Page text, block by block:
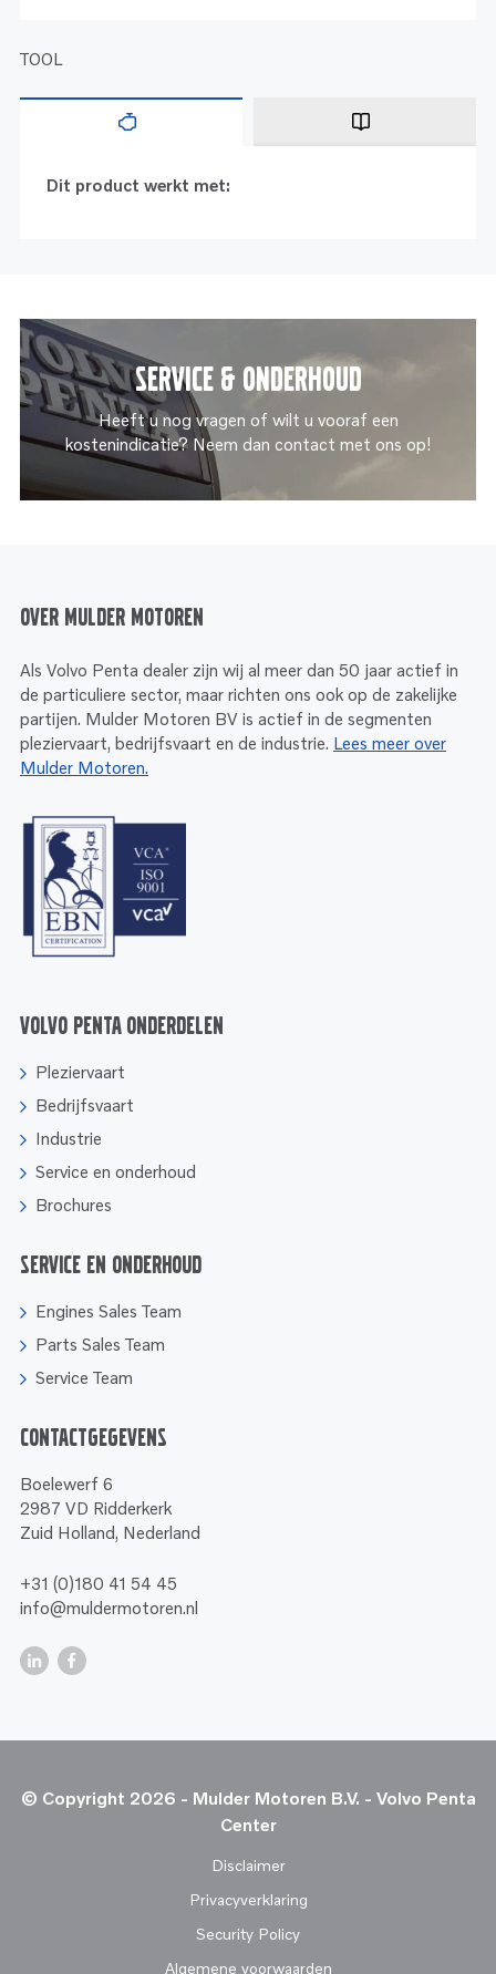
TOOL
Dit product werkt met:
Service & onderhoud
Heeft u nog vragen of wilt u vooraf een
kostenindicatie? Neem dan contact met ons op!
Over Mulder Motoren
Als Volvo Penta dealer zijn wij al meer dan 50 jaar actief in
de particuliere sector, maar richten ons ook op de zakelijke
partijen. Mulder Motoren BV is actief in de segmenten
pleziervaart, bedrijfsvaart en de industrie. Lees meer over
Mulder Motoren.
Volvo Penta onderdelen
Pleziervaart
Bedrijfsvaart
Industrie
Service en onderhoud
Brochures
Service en onderhoud
Engines Sales Team
Parts Sales Team
Service Team
Contactgegevens
Boelewerf 6
2987 VD Ridderkerk
Zuid Holland, Nederland
+31 (0)180 41 54 45
info@muldermotoren.nl
© Copyright 2026 - Mulder Motoren B.V. - Volvo Penta
Center
Disclaimer
Privacyverklaring
Security Policy
Algemene voorwaarden